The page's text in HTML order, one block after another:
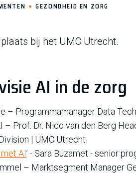
GEZONDHEID EN ZORG
bij het UMC Utrecht.
AI in de zorg
– Programmamanager Data
Prof. Dr. Nico van den Berg
| UMC Utrecht
AI’ - Sara Buzamet - senior
– Marktsegment Manager